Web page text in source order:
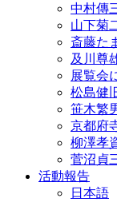
中村傳
山下菊
斎藤た
及川尊
展覧会
松島健
笹木繁
京都府
柳澤孝
菅沼貞
活動報告
日本語